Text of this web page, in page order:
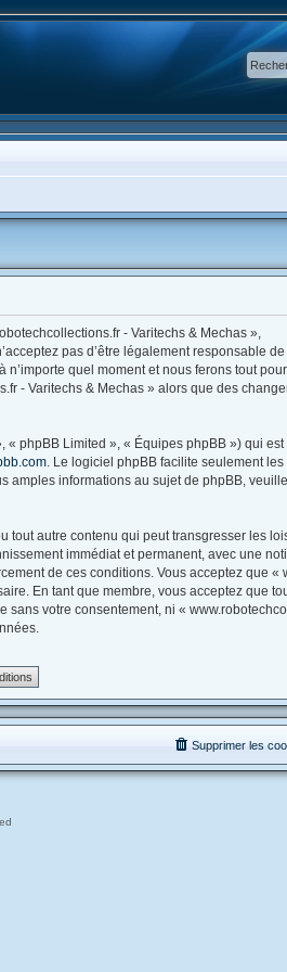
- Varitechs & Mechas »,
pas d’être légalement responsable
quel moment et nous ferons tout
- Varitechs & Mechas » alors que des
phpBB Limited », « Équipes phpBB ») qui
. Le logiciel phpBB facilite seulement
amples informations au sujet de phpBB,
autre contenu qui peut transgresser les
immédiat et permanent, avec une
de ces conditions. Vous acceptez que «
En tant que membre, vous acceptez que
votre consentement, ni «
Supprimer les